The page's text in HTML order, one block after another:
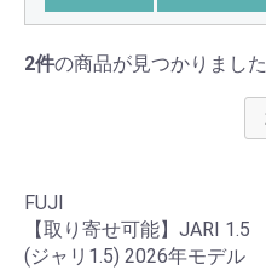
2件の商品が見つかりました
FUJI
【取り寄せ可能】JARI 1.5
(ジャリ1.5) 2026年モデル